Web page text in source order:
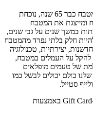
סולתם, סמל סטטוס לאיכות ומקצוענות במטבח כבר 65 שנה, נוכחת
ומייצגת את המטבח
במשך שנים על גבי שנים,
חלק בלתי נפרד מהמטבח
יצירתיות, טכנולוגיה
להקל על העמלים במטבח,
של טעמים מופלאים
כולם יכולים לבשל כמו
סטייל.
למימוש בסניפי הרשת יש להציג את קוד ה-Gift Card באמצעות